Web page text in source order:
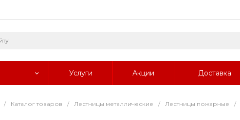
Услуги Акции Доставка
/ Каталог товаров / Лестницы металлические / Лестницы пожарные /